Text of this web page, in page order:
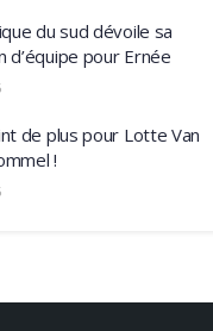
du sud dévoile sa
d’équipe pour Ernée
de plus pour Lotte Van
!